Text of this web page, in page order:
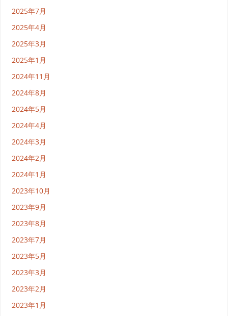
2025年7月
2025年4月
2025年3月
2025年1月
2024年11月
2024年8月
2024年5月
2024年4月
2024年3月
2024年2月
2024年1月
2023年10月
2023年9月
2023年8月
2023年7月
2023年5月
2023年3月
2023年2月
2023年1月